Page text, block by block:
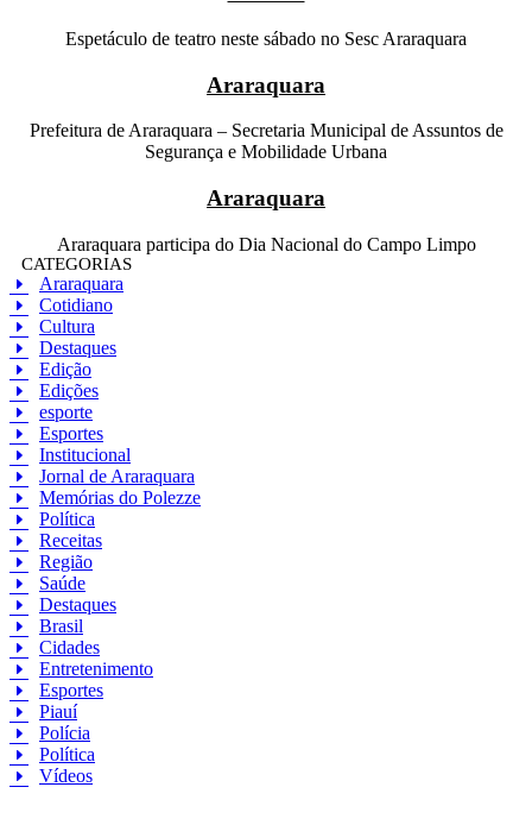
Espetáculo de teatro neste sábado no Sesc Araraquara
Araraquara
Prefeitura de Araraquara – Secretaria Municipal de Assuntos de
Segurança e Mobilidade Urbana
Araraquara
Araraquara participa do Dia Nacional do Campo Limpo
CATEGORIAS
Araraquara
Cotidiano
Cultura
Destaques
Edição
Edições
esporte
Esportes
Institucional
Jornal de Araraquara
Memórias do Polezze
Política
Receitas
Região
Saúde
Destaques
Brasil
Cidades
Entretenimento
Esportes
Piauí
Polícia
Política
Vídeos